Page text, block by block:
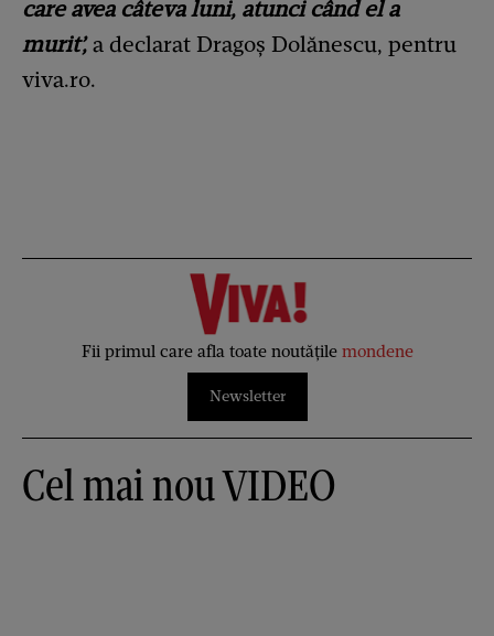
care avea câteva luni, atunci când el a
murit’,a declarat Dragoș Dolănescu, pentru
viva.ro.
Fii primul care afla toate noutățile mondene
Newsletter
Cel mai nou VIDEO